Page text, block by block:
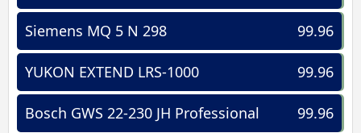
99.96
Siemens MQ 5 N 298
99.96
YUKON EXTEND LRS-1000
99.96
Bosch GWS 22-230 JH Professional